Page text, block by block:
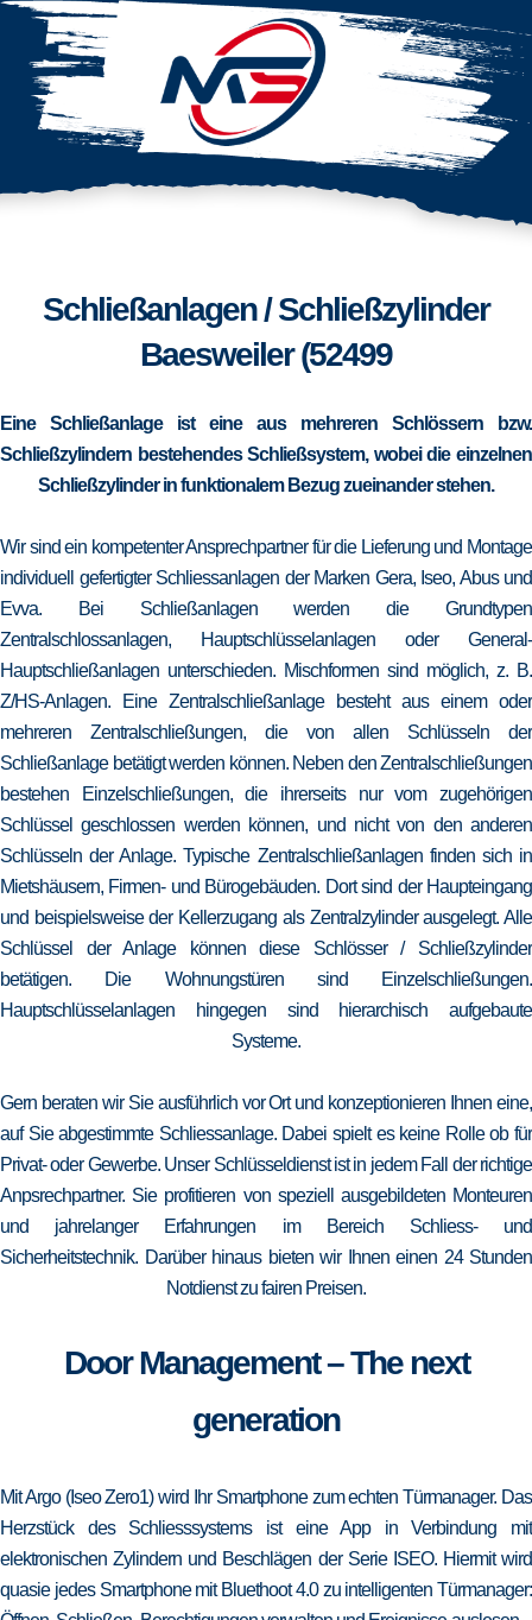
Schließanlagen / Schließzylinder
Baesweiler (52499
Eine Schließanlage ist eine aus mehreren Schlössern bzw.
Schließzylindern bestehendes Schließsystem, wobei die einzelnen
Schließzylinder in funktionalem Bezug zueinander stehen.
Wir sind ein kompetenter Ansprechpartner für die Lieferung und Montage
individuell gefertigter Schliessanlagen der Marken Gera, Iseo, Abus und
Evva. Bei Schließanlagen werden die Grundtypen
Zentralschlossanlagen, Hauptschlüsselanlagen oder General-
Hauptschließanlagen unterschieden. Mischformen sind möglich, z. B.
Z/HS-Anlagen. Eine Zentralschließanlage besteht aus einem oder
mehreren Zentralschließungen, die von allen Schlüsseln der
Schließanlage betätigt werden können. Neben den Zentralschließungen
bestehen Einzelschließungen, die ihrerseits nur vom zugehörigen
Schlüssel geschlossen werden können, und nicht von den anderen
Schlüsseln der Anlage. Typische Zentralschließanlagen finden sich in
Mietshäusern, Firmen- und Bürogebäuden. Dort sind der Haupteingang
und beispielsweise der Kellerzugang als Zentralzylinder ausgelegt. Alle
Schlüssel der Anlage können diese Schlösser / Schließzylinder
betätigen. Die Wohnungstüren sind Einzelschließungen.
Hauptschlüsselanlagen hingegen sind hierarchisch aufgebaute
Systeme.
Gern beraten wir Sie ausführlich vor Ort und konzeptionieren Ihnen eine,
auf Sie abgestimmte Schliessanlage. Dabei spielt es keine Rolle ob für
Privat- oder Gewerbe. Unser Schlüsseldienst ist in jedem Fall der richtige
Anpsrechpartner. Sie profitieren von speziell ausgebildeten Monteuren
und jahrelanger Erfahrungen im Bereich Schliess- und
Sicherheitstechnik. Darüber hinaus bieten wir Ihnen einen 24 Stunden
Notdienst zu fairen Preisen.
Door Management – The next
generation
Mit Argo (Iseo Zero1) wird Ihr Smartphone zum echten Türmanager. Das
Herzstück des Schliesssystems ist eine App in Verbindung mit
elektronischen Zylindern und Beschlägen der Serie ISEO. Hiermit wird
quasie jedes Smartphone mit Bluethoot 4.0 zu intelligenten Türmanager: